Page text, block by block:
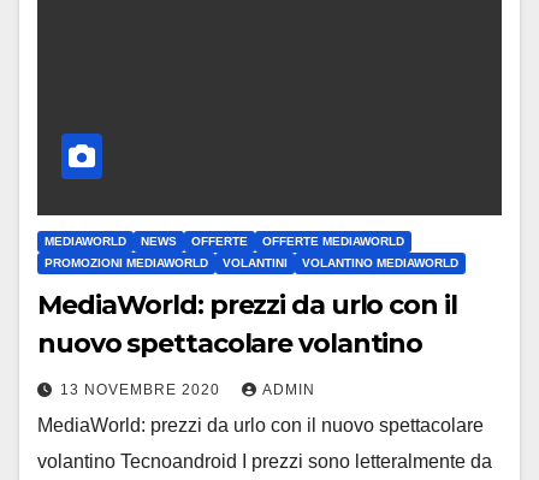
MEDIAWORLD NEWS OFFERTE
OFFERTE MEDIAWORLD
PROMOZIONI MEDIAWORLD
VOLANTINI VOLANTINO MEDIAWORLD
MediaWorld: prezzi da urlo con il
nuovo spettacolare volantino
13 NOVEMBRE 2020 ADMIN
MediaWorld: prezzi da urlo con il nuovo spettacolare
volantino Tecnoandroid I prezzi sono letteralmente da